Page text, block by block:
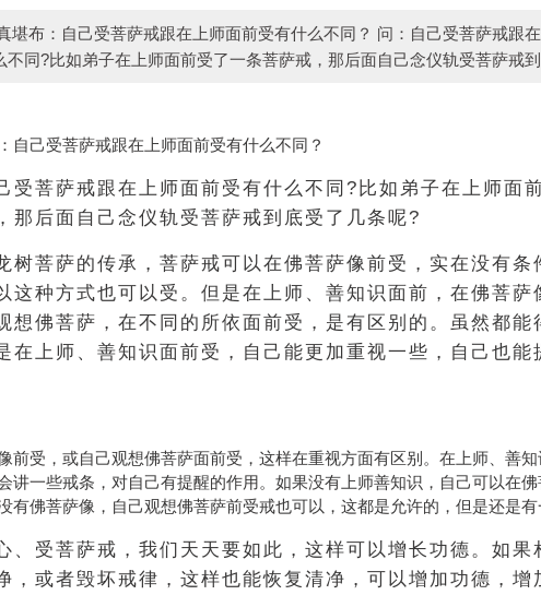
堪布：自己受菩萨戒跟在上师面前受有什么不同？ 问：自己受菩萨戒跟
不同?比如弟子在上师面前受了一条菩萨戒，那后面自己念仪轨受菩萨戒
自己受菩萨戒跟在上师面前受有什么不同？
受菩萨戒跟在上师面前受有什么不同?比如弟子在上师面
那后面自己念仪轨受菩萨戒到底受了几条呢?
树菩萨的传承，菩萨戒可以在佛菩萨像前受，实在没有条
这种方式也可以受。但是在上师、善知识面前，在佛菩萨
想佛菩萨，在不同的所依面前受，是有区别的。虽然都能
在上师、善知识面前受，自己能更加重视一些，自己也能
前受，或自己观想佛菩萨面前受，这样在重视方面有区别。在上师、善知
讲一些戒条，对自己有提醒的作用。如果没有上师善知识，自己可以在
有佛菩萨像，自己观想佛菩萨前受戒也可以，这都是允许的，但是还是有
、受菩萨戒，我们天天要如此，这样可以增长功德。如果
，或者毁坏戒律，这样也能恢复清净，可以增加功德，增